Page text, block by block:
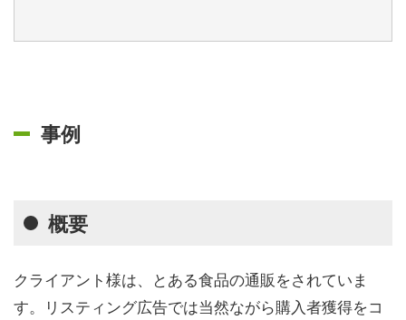
事例
概要
クライアント様は、とある食品の通販をされていま
す。リスティング広告では当然ながら購入者獲得をコ